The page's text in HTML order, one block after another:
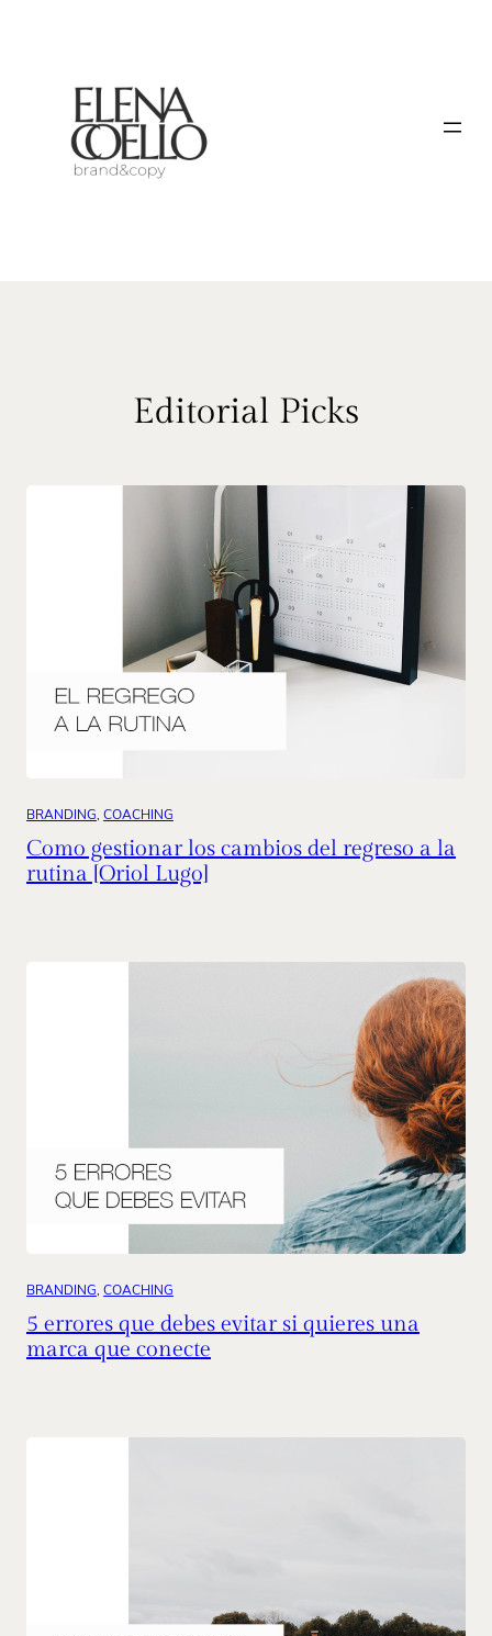
Editorial Picks
BRANDING, COACHING
Como gestionar los cambios del regreso a la
rutina [Oriol Lugo]
BRANDING, COACHING
5 errores que debes evitar si quieres una
marca que conecte